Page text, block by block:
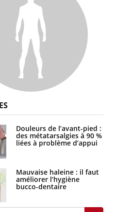
Douleurs de l’avant-pied :
des métatarsalgies à 90 %
liées à problème d’appui
Mauvaise haleine : il faut
améliorer l’hygiène
bucco-dentaire